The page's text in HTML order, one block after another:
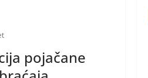
pojačane